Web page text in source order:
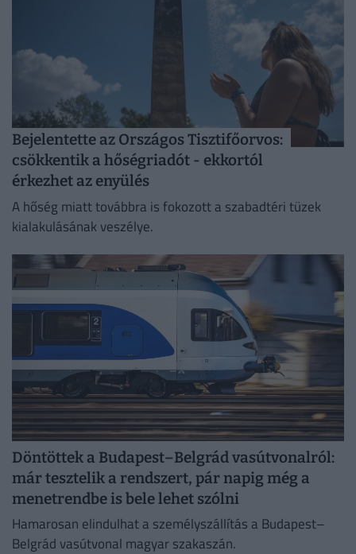
Bejelentette az Országos Tisztifőorvos:
csökkentik a hőségriadót - ekkortól
érkezhet az enyülés
A hőség miatt továbbra is fokozott a szabadtéri tüzek
kialakulásának veszélye.
Döntöttek a Budapest–Belgrád vasútvonalról:
már tesztelik a rendszert, pár napig még a
menetrendbe is bele lehet szólni
Hamarosan elindulhat a személyszállítás a Budapest–
Belgrád vasútvonal magyar szakaszán.